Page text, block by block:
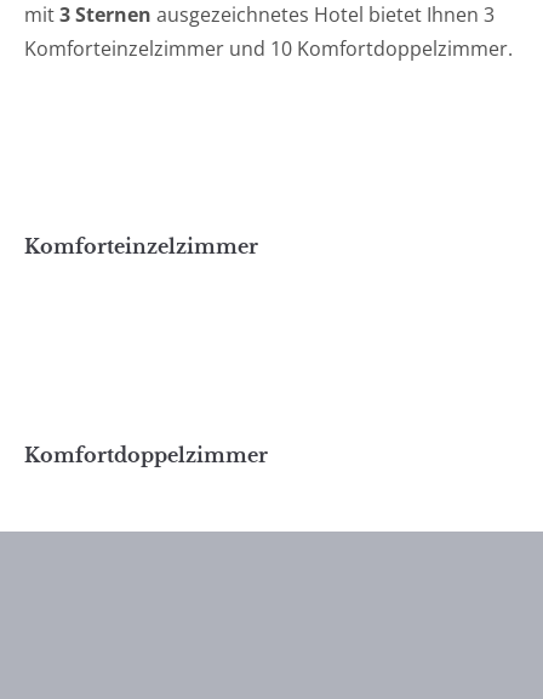
mit3 Sternen ausgezeichnetes Hotel bietet Ihnen 3
Komforteinzelzimmer und 10 Komfortdoppelzimmer.
Komforteinzelzimmer
Komfortdoppelzimmer